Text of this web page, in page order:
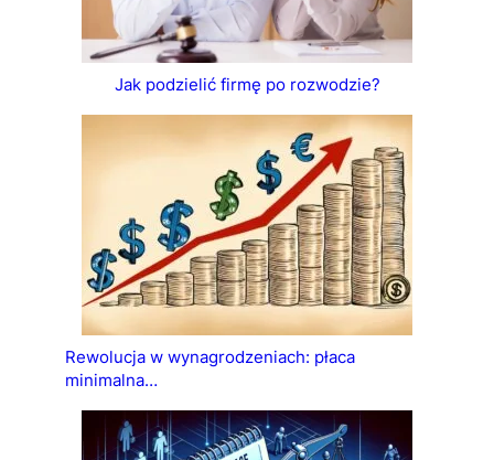
Jak podzielić firmę po rozwodzie?
Rewolucja w wynagrodzeniach: płaca
minimalna…